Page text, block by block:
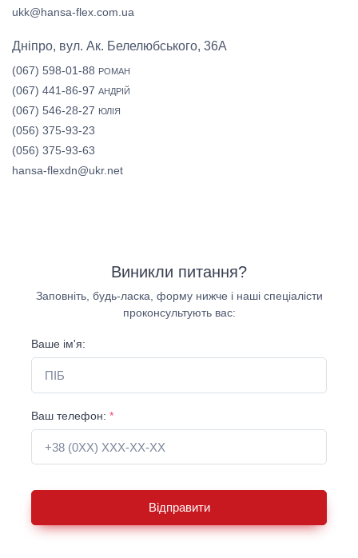
ukk@hansa-flex.com.ua
Дніпро, вул. Ак. Белелюбського, 36А
(067) 598-01-88 РОМАН
(067) 441-86-97 АНДРІЙ
(067) 546-28-27 ЮЛІЯ
(056) 375-93-23
(056) 375-93-63
hansa-flexdn@ukr.net
Виникли питання?
Заповніть, будь-ласка, форму нижче і наші спеціалісти
проконсультують вас:
Ваше ім'я:
Ваш телефон: *
Відправити